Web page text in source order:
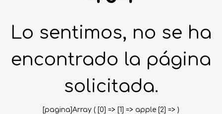
Lo sentimos, no se ha
encontrado la página
solicitada.
[pagina]Array ( [0] => [1] => apple [2] => )